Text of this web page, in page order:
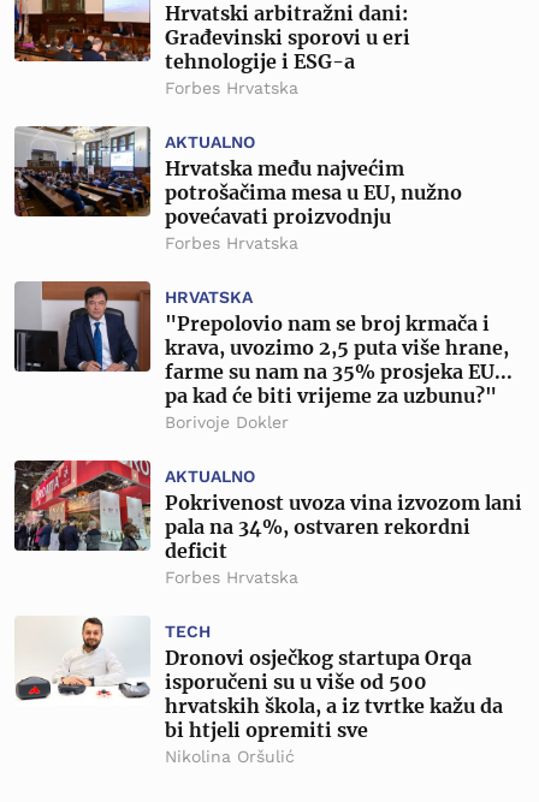
Hrvatski arbitražni dani:
Građevinski sporovi u eri
tehnologije i ESG-a
Forbes Hrvatska
AKTUALNO
Hrvatska među najvećim
potrošačima mesa u EU, nužno
povećavati proizvodnju
Forbes Hrvatska
HRVATSKA
"Prepolovio nam se broj krmača i
krava, uvozimo 2,5 puta više hrane,
farme su nam na 35% prosjeka EU...
pa kad će biti vrijeme za uzbunu?"
Borivoje Dokler
AKTUALNO
Pokrivenost uvoza vina izvozom lani
pala na 34%, ostvaren rekordni
deficit
Forbes Hrvatska
TECH
Dronovi osječkog startupa Orqa
isporučeni su u više od 500
hrvatskih škola, a iz tvrtke kažu da
bi htjeli opremiti sve
Nikolina Oršulić